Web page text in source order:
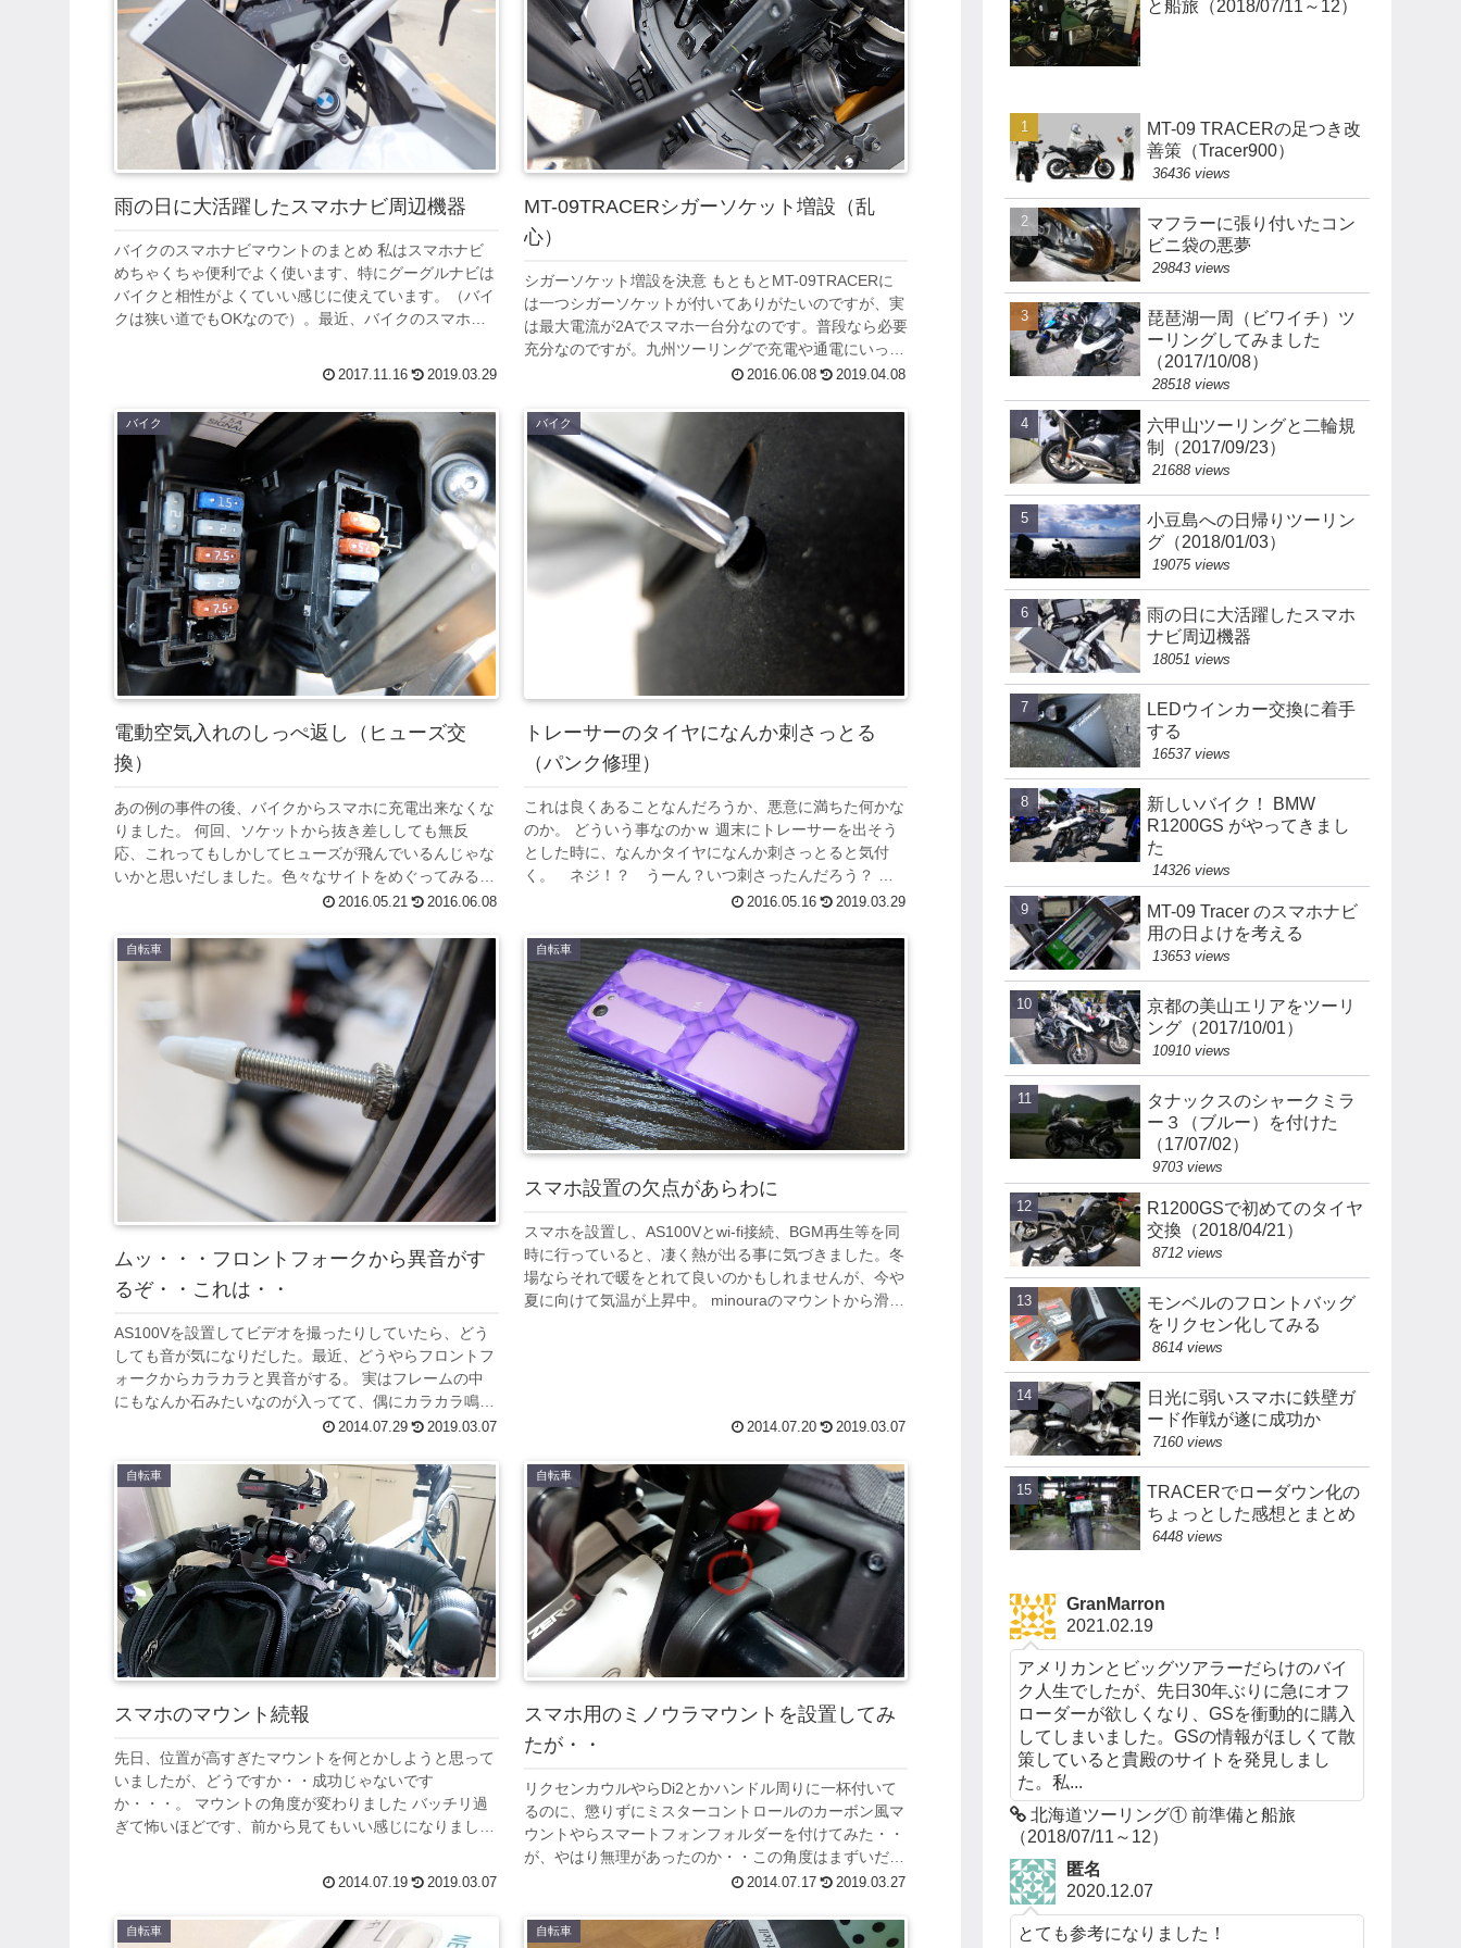
雨の日に大活躍したスマホナビ周辺機器
バイクのスマホナビマウントのまとめ 私はスマホナビ
めちゃくちゃ便利でよく使います、特にグーグルナビは
バイクと相性がよくていい感じに使えています。（バイ
クは狭い道でもOKなので）。最近、バイクのスマホ周
2017.11.16 2019.03.29
MT-09TRACERシガーソケット増設（乱
心）
シガーソケット増設を決意 もともとMT-09TRACERに
は一つシガーソケットが付いてありがたいのですが、実
は最大電流が2Aでスマホ一台分なのです。普段なら必要
充分なのですが。九州ツーリングで充電や通電にいっぱ
い使いそうな気がしてきたので、...2016.06.08 2019.04.08
バイク
電動空気入れのしっぺ返し（ヒューズ交
換）
あの例の事件の後、バイクからスマホに充電出来なくな
りました。 何回、ソケットから抜き差ししても無反
応、これってもしかしてヒューズが飛んでいるんじゃな
いかと思いだしました。色々なサイトをめぐってみる
と、どうやら MT-09 Tracer のシ...2016.05.21 2016.06.08
バイク
トレーサーのタイヤになんか刺さっとる
（パンク修理）
これは良くあることなんだろうか、悪意に満ちた何かな
のか。 どういう事なのかｗ 週末にトレーサーを出そう
とした時に、なんかタイヤになんか刺さっとると気付
く。 ネジ！？ うーん？いつ刺さったんだろう？ こ
の前にいった奈良でのツーリングでかなー？...
2016.05.16 2019.03.29
自転車
ムッ・・・フロントフォークから異音がす
るぞ・・これは・・
AS100Vを設置してビデオを撮ったりしていたら、どう
しても音が気になりだした。最近、どうやらフロントフ
ォークからカラカラと異音がする。 実はフレームの中
にもなんか石みたいなのが入ってて、偶にカラカラ鳴っ
たりする時もある・・。 音は気になり...
2014.07.29 2019.03.07
自転車
スマホ設置の欠点があらわに
スマホを設置し、AS100Vとwi-fi接続、BGM再生等を同
時に行っていると、凄く熱が出る事に気づきました。冬
場ならそれで暖をとれて良いのかもしれませんが、今や
夏に向けて気温が上昇中。 minouraのマウントから滑り
2014.07.20 2019.03.07
自転車
スマホのマウント続報
先日、位置が高すぎたマウントを何とかしようと思って
いましたが、どうですか・・成功じゃないです
か・・・。 マウントの角度が変わりました バッチリ過
ぎて怖いほどです、前から見てもいい感じになりまし
2014.07.19 2019.03.07
自転車
スマホ用のミノウラマウントを設置してみ
たが・・
リクセンカウルやらDi2とかハンドル周りに一杯付いて
るのに、懲りずにミスターコントロールのカーボン風マ
ウントやらスマートフォンフォルダーを付けてみた・・
が、やはり無理があったのか・・この角度はまずいだろ
う！？。「いやいや、いけるて・・」（心...
2014.07.17 2019.03.27
自転車 自転車
と船旅（2018/07/11～12）
MT-09 TRACERの足つき改
善策（Tracer900）
36436 views
マフラーに張り付いたコン
ビニ袋の悪夢
29843 views
琵琶湖一周（ビワイチ）ツ
ーリングしてみました
（2017/10/08）
28518 views
六甲山ツーリングと二輪規
制（2017/09/23）
21688 views
小豆島への日帰りツーリン
グ（2018/01/03）
19075 views
雨の日に大活躍したスマホ
ナビ周辺機器
18051 views
LEDウインカー交換に着手
する
16537 views
新しいバイク！ BMW
R1200GS がやってきまし
た
14326 views
MT-09 Tracer のスマホナビ
用の日よけを考える
13653 views
京都の美山エリアをツーリ
ング（2017/10/01）
10910 views
タナックスのシャークミラ
ー３（ブルー）を付けた
（17/07/02）
9703 views
R1200GSで初めてのタイヤ
交換（2018/04/21）
8712 views
モンベルのフロントバッグ
をリクセン化してみる
8614 views
日光に弱いスマホに鉄壁ガ
ード作戦が遂に成功か
7160 views
TRACERでローダウン化の
ちょっとした感想とまとめ
6448 views
GranMarron
2021.02.19
アメリカンとビッグツアラーだらけのバイ
ク人生でしたが、先日30年ぶりに急にオフ
ローダーが欲しくなり、GSを衝動的に購入
してしまいました。GSの情報がほしくて散
策していると貴殿のサイトを発見しまし
た。私...
北海道ツーリング① 前準備と船旅
（2018/07/11～12）
匿名
2020.12.07
とても参考になりました！